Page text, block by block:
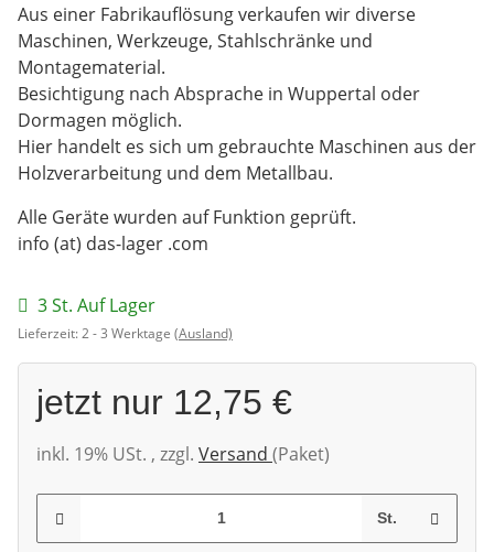
Aus einer Fabrikauflösung verkaufen wir diverse
Maschinen, Werkzeuge, Stahlschränke und
Montagematerial.
Besichtigung nach Absprache in Wuppertal oder
Dormagen möglich.
Hier handelt es sich um gebrauchte Maschinen aus der
Holzverarbeitung und dem Metallbau.
Alle Geräte wurden auf Funktion geprüft.
info (at) das-lager .com
3 St. Auf Lager
Lieferzeit:2 - 3 Werktage (Ausland)
jetzt nur 12,75 €
inkl. 19% USt. , zzgl. Versand (Paket)
St.